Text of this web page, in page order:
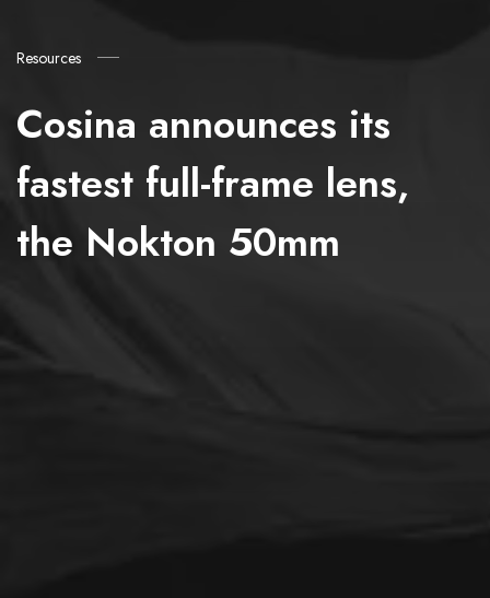
Resources
Cosina announces its
fastest full-frame lens,
the Nokton 50mm